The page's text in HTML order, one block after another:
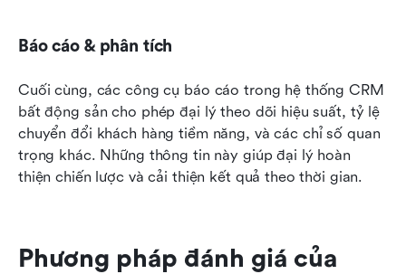
Báo cáo & phân tích
Cuối cùng, các công cụ báo cáo trong hệ thống CRM
bất động sản cho phép đại lý theo dõi hiệu suất, tỷ lệ
chuyển đổi khách hàng tiềm năng, và các chỉ số quan
trọng khác. Những thông tin này giúp đại lý hoàn
thiện chiến lược và cải thiện kết quả theo thời gian.
Phương pháp đánh giá của